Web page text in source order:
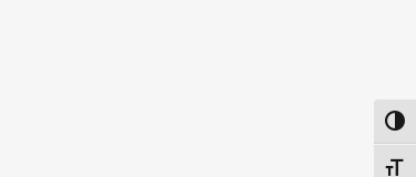
הפעל/כבה ניגודיות גבוהה
מתג גודל גופן